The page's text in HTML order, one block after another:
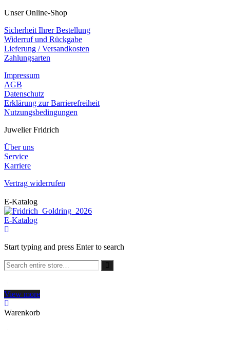
Unser Online-Shop
Sicherheit Ihrer Bestellung
Widerruf und Rückgabe
Lieferung / Versandkosten
Zahlungsarten
Impressum
AGB
Datenschutz
Erklärung zur Barrierefreiheit
Nutzungsbedingungen
Juwelier Fridrich
Über uns
Service
Karriere
Vertrag widerrufen
E-Katalog
E-Katalog
Start typing and press Enter to search
View more
Warenkorb